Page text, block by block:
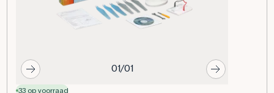
01/01
33 op voorraad